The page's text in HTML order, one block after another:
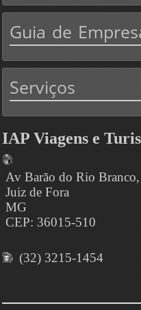
Guia de
Serviços
IAP Viagens e
Av Barão do Rio
Juiz de Fora
MG
CEP: 36015-510
(32) 3215-1454